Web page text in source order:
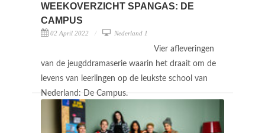
WEEKOVERZICHT SPANGAS: DE
CAMPUS
02 April 2022 Nederland 1
Vier afleveringen
van de jeugddramaserie waarin het draait om de
levens van leerlingen op de leukste school van
Nederland: De Campus.